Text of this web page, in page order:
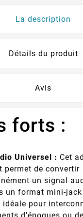
La description
Détails du produit
Avis
forts :
Universel : Cet
permet de convertir
un signal
un format mini-
pour
d'époques ou